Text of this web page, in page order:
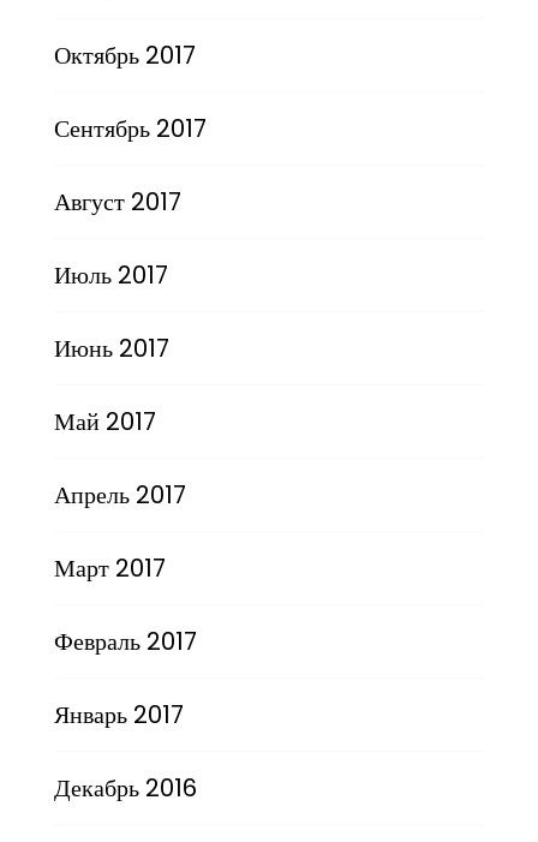
Октябрь 2017
Сентябрь 2017
Август 2017
Июль 2017
Июнь 2017
Май 2017
Апрель 2017
Март 2017
Февраль 2017
Январь 2017
Декабрь 2016